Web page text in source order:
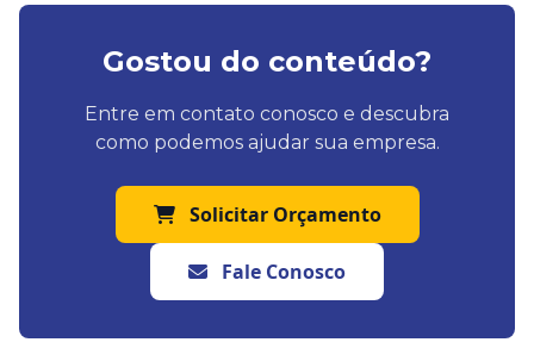
Gostou do conteúdo?
Entre em contato conosco e descubra
como podemos ajudar sua empresa.
Solicitar Orçamento
Fale Conosco